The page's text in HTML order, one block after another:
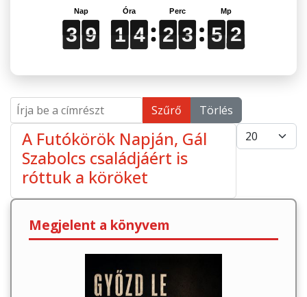
3
3
3
3 9
9
9
9 1
1
1
1 4
4
4
4 2
2
2
2 3
3
3
3 5
5
5
5 2
2
2
2
Írja be a címrészt Szűrő Törlés
Tételek #
A Futókörök Napján, Gál
Szabolcs családjáért is
róttuk a köröket
Megjelent a könyvem